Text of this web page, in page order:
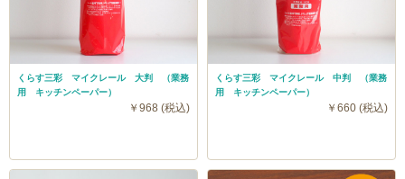
くらす三彩 マイクレール 大判 （業務
用 キッチンペーパー）
￥968 (税込)
くらす三彩 マイクレール 中判 （業務
用 キッチンペーパー）
￥660 (税込)